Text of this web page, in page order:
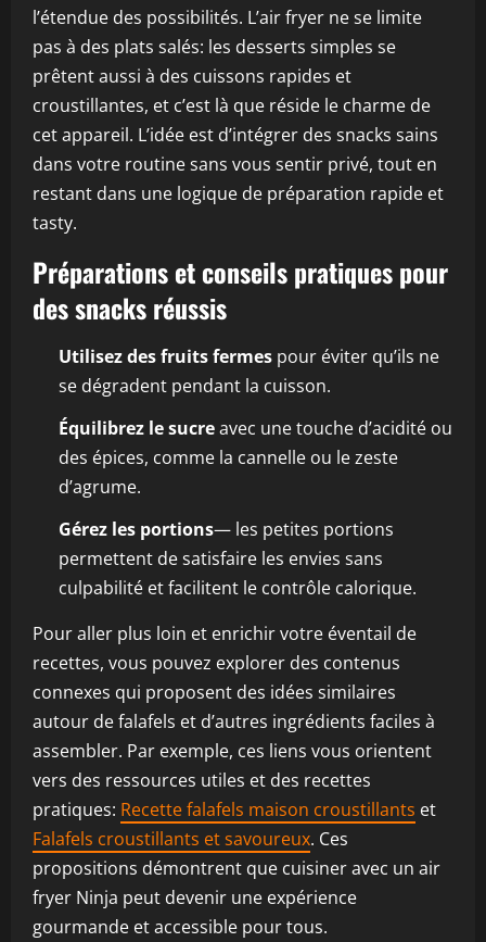
l’étendue des possibilités. L’air fryer ne se limite
pas à des plats salés: les desserts simples se
prêtent aussi à des cuissons rapides et
croustillantes, et c’est là que réside le charme de
cet appareil. L’idée est d’intégrer des snacks sains
dans votre routine sans vous sentir privé, tout en
restant dans une logique de préparation rapide et
tasty.
Préparations et conseils pratiques pour
des snacks réussis
Utilisez des fruits fermes pour éviter qu’ils ne
se dégradent pendant la cuisson.
Équilibrez le sucreavec une touche d’acidité ou
des épices, comme la cannelle ou le zeste
d’agrume.
Gérez les portions— les petites portions
permettent de satisfaire les envies sans
culpabilité et facilitent le contrôle calorique.
Pour aller plus loin et enrichir votre éventail de
recettes, vous pouvez explorer des contenus
connexes qui proposent des idées similaires
autour de falafels et d’autres ingrédients faciles à
assembler. Par exemple, ces liens vous orientent
vers des ressources utiles et des recettes
pratiques: Recette falafels maison croustillants et
Falafels croustillants et savoureux. Ces
propositions démontrent que cuisiner avec un air
fryer Ninja peut devenir une expérience
gourmande et accessible pour tous.